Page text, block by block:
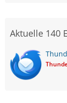
Aktuelle 140